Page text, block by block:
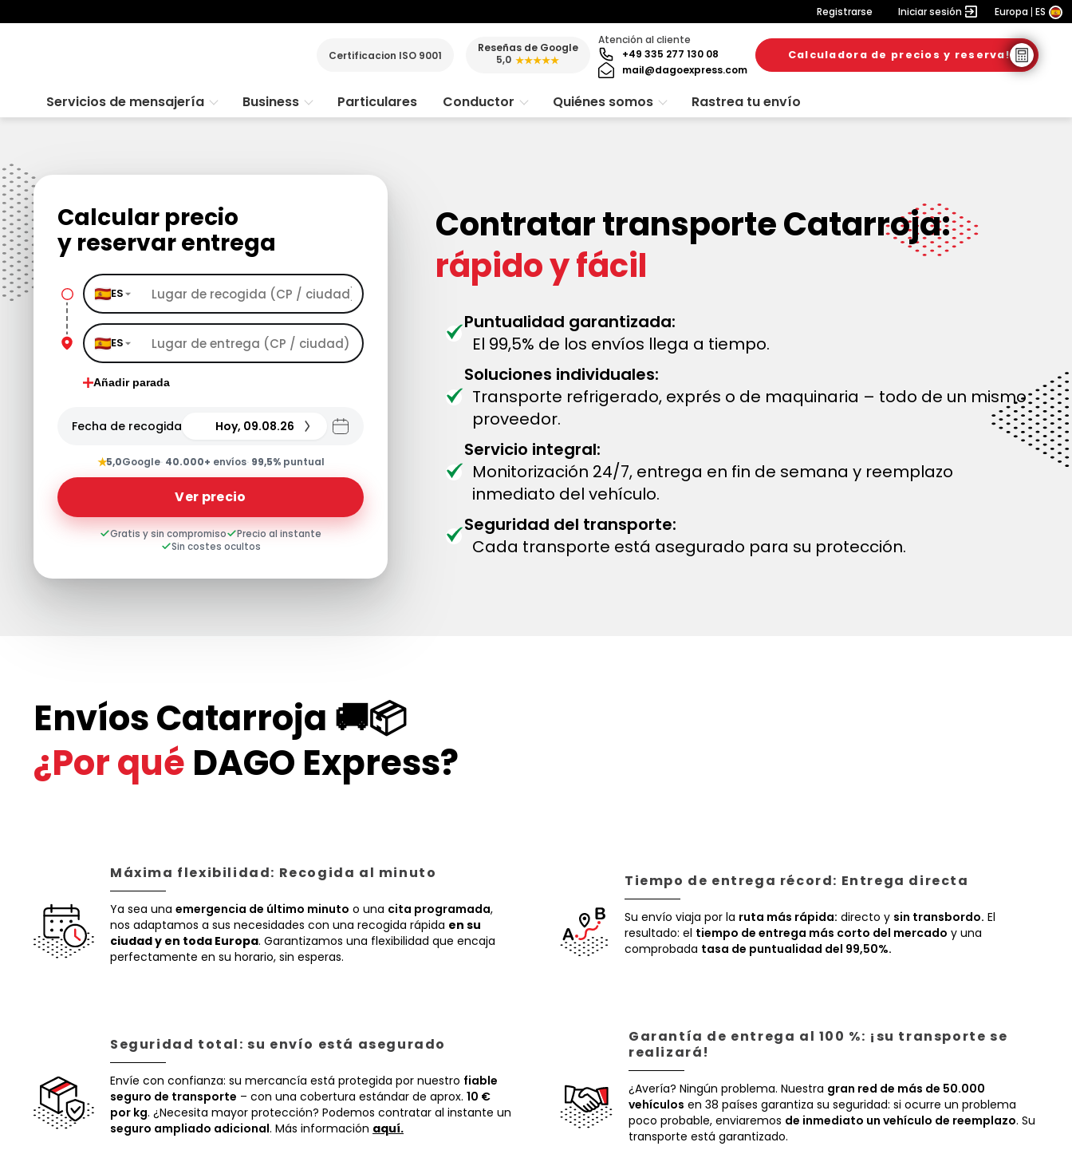
Registrarse Iniciar sesión Europa ES
Certificacion ISO 9001
Reseñas de Google
5,0 ★★★★★
Atención al cliente
+49 335 277 130 08
mail@dagoexpress.com
Calculadora de precios y reserva!
Servicios de mensajería Business Particulares Conductor Quiénes somos Rastrea tu envío
Calcular precio
y reservar entrega
ES
ES
Añadir parada
Fecha de recogida Hoy, 09.08.26
★5,0Google· 40.000+ envíos· 99,5%puntual
Ver precio
Gratis y sin compromiso
Precio al instante
Sin costes ocultos
Contratar transporte Catarroja:
rápido y fácil
Puntualidad garantizada:
El 99,5% de los envíos llega a tiempo.
Soluciones individuales:
Transporte refrigerado, exprés o de maquinaria – todo de un mismo
proveedor.
Servicio integral:
Monitorización 24/7, entrega en fin de semana y reemplazo
inmediato del vehículo.
Seguridad del transporte:
Cada transporte está asegurado para su protección.
Envíos Catarroja 🚚📦
¿Por qué DAGO Express?
Máxima flexibilidad: Recogida al minuto
Ya sea una emergencia de último minuto o una cita programada,
nos adaptamos a sus necesidades con una recogida rápida en su
ciudad y en toda Europa. Garantizamos una flexibilidad que encaja
perfectamente en su horario, sin esperas.
Tiempo de entrega récord: Entrega directa
Su envío viaja por la ruta más rápida: directo y sin transbordo. El
resultado: el tiempo de entrega más corto del mercado y una
comprobada tasa de puntualidad del 99,50%.
Seguridad total: su envío está asegurado
Envíe con confianza: su mercancía está protegida por nuestro fiable
seguro de transporte – con una cobertura estándar de aprox. 10 €
por kg. ¿Necesita mayor protección? Podemos contratar al instante un
seguro ampliado adicional. Más información aquí.
Garantía de entrega al 100 %: ¡su transporte se
realizará!
¿Avería? Ningún problema. Nuestra gran red de más de 50.000
vehículos en 38 países garantiza su seguridad: si ocurre un problema
poco probable, enviaremos de inmediato un vehículo de reemplazo. Su
transporte está garantizado.